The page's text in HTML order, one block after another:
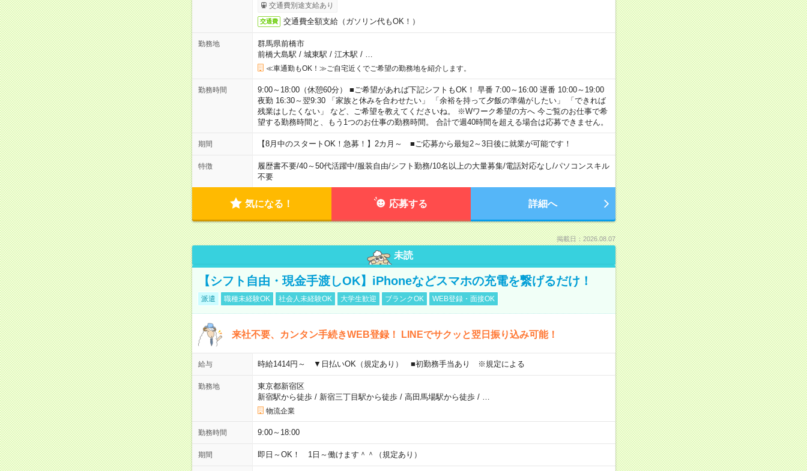
交通費別途支給あり
交通費 交通費全額支給（ガソリン代もOK！）
勤務地
群馬県前橋市
前橋大島駅 / 城東駅 / 江木駅 /
≪車通勤もOK！≫ご自宅近くでご希望の勤務地を紹介します。
勤務時間
9:00～18:00（休憩60分） ■ご希望があれば下記シフトもOK！ 早番 7:00～16:00 遅番 10:00～19:00
夜勤 16:30～翌9:30 「家族と休みを合わせたい」 「余裕を持って夕飯の準備がしたい」 「できれば
残業はしたくない」 など、ご希望を教えてくださいね。 ※Wワーク希望の方へ 今ご覧のお仕事で希
望する勤務時間と、もう1つのお仕事の勤務時間。 合計で週40時間を超える場合は応募できません。
期間 【8月中のスタートOK！急募！】2カ月～ ■ご応募から最短2～3日後に就業が可能です！
特徴 履歴書不要/40～50代活躍中/服装自由/シフト勤務/10名以上の大量募集/電話対応なし/パソコンスキル
不要
気になる！ 応募する 詳細へ
掲載日：2026.08.07
未読
【シフト自由・現金手渡しOK】iPhoneなどスマホの充電を繋げるだけ！
派遣 職種未経験OK 社会人未経験OK 大学生歓迎 ブランクOK WEB登録・面接OK
来社不要、カンタン手続きWEB登録！ LINEでサクッと翌日振り込み可能！
給与 時給1414円～ ▼日払いOK（規定あり） ■初勤務手当あり ※規定による
勤務地
東京都新宿区
新宿駅から徒歩/ 新宿三丁目駅から徒歩/ 高田馬場駅から徒歩/
物流企業
勤務時間 9:00～18:00
期間 即日～OK！ 1日～働けます＾＾（規定あり）